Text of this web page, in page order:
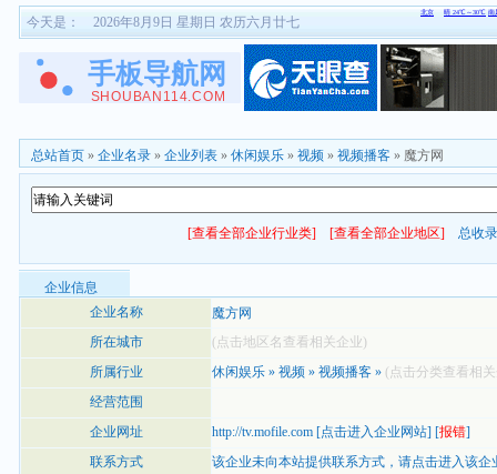
今天是： 2026年8月9日 星期日 农历六月廿七
总站首页 » 企业名录 » 企业列表 » 休闲娱乐 » 视频 » 视频播客 » 魔方网
[查看全部企业行业类] [查看全部企业地区] 总收
企业信息
企业名称
魔方网
所在城市
(点击地区名查看相关企业)
所属行业
休闲娱乐 » 视频 » 视频播客 » (点击分类查看相
经营范围
企业网址
http://tv.mofile.com [点击进入企业网站] [报错]
联系方式
该企业未向本站提供联系方式， 请点击进入该企